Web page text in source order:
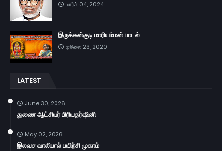
மார்ச் 04, 2024
இருக்கன்குடி மாரியம்மன் பாடல்
ஜூலை 23, 2020
LATEST
June 30, 2026
துணை ஆட்சியர் பிரியதர்ஷினி
May 02, 2026
இலவச வாலிபால் பயிற்சி முகாம்